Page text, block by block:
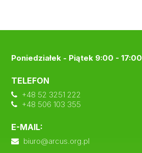
Poniedziałek - Piątek 9:00 - 17:00
TELEFON
+48 52 3251 222
+48 506 103 355
E-MAIL:
biuro@arcus.org.pl